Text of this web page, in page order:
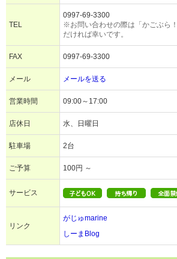
TEL
0997-69-3300
※お問い合わせの際は「かごぶら
だければ幸いです。
FAX 0997-69-3300
メール メールを送る
営業時間 09:00～17:00
店休日 水、日曜日
駐車場 2台
ご予算 100円 ～
サービス
リンク
がじゅmarine
しーまBlog